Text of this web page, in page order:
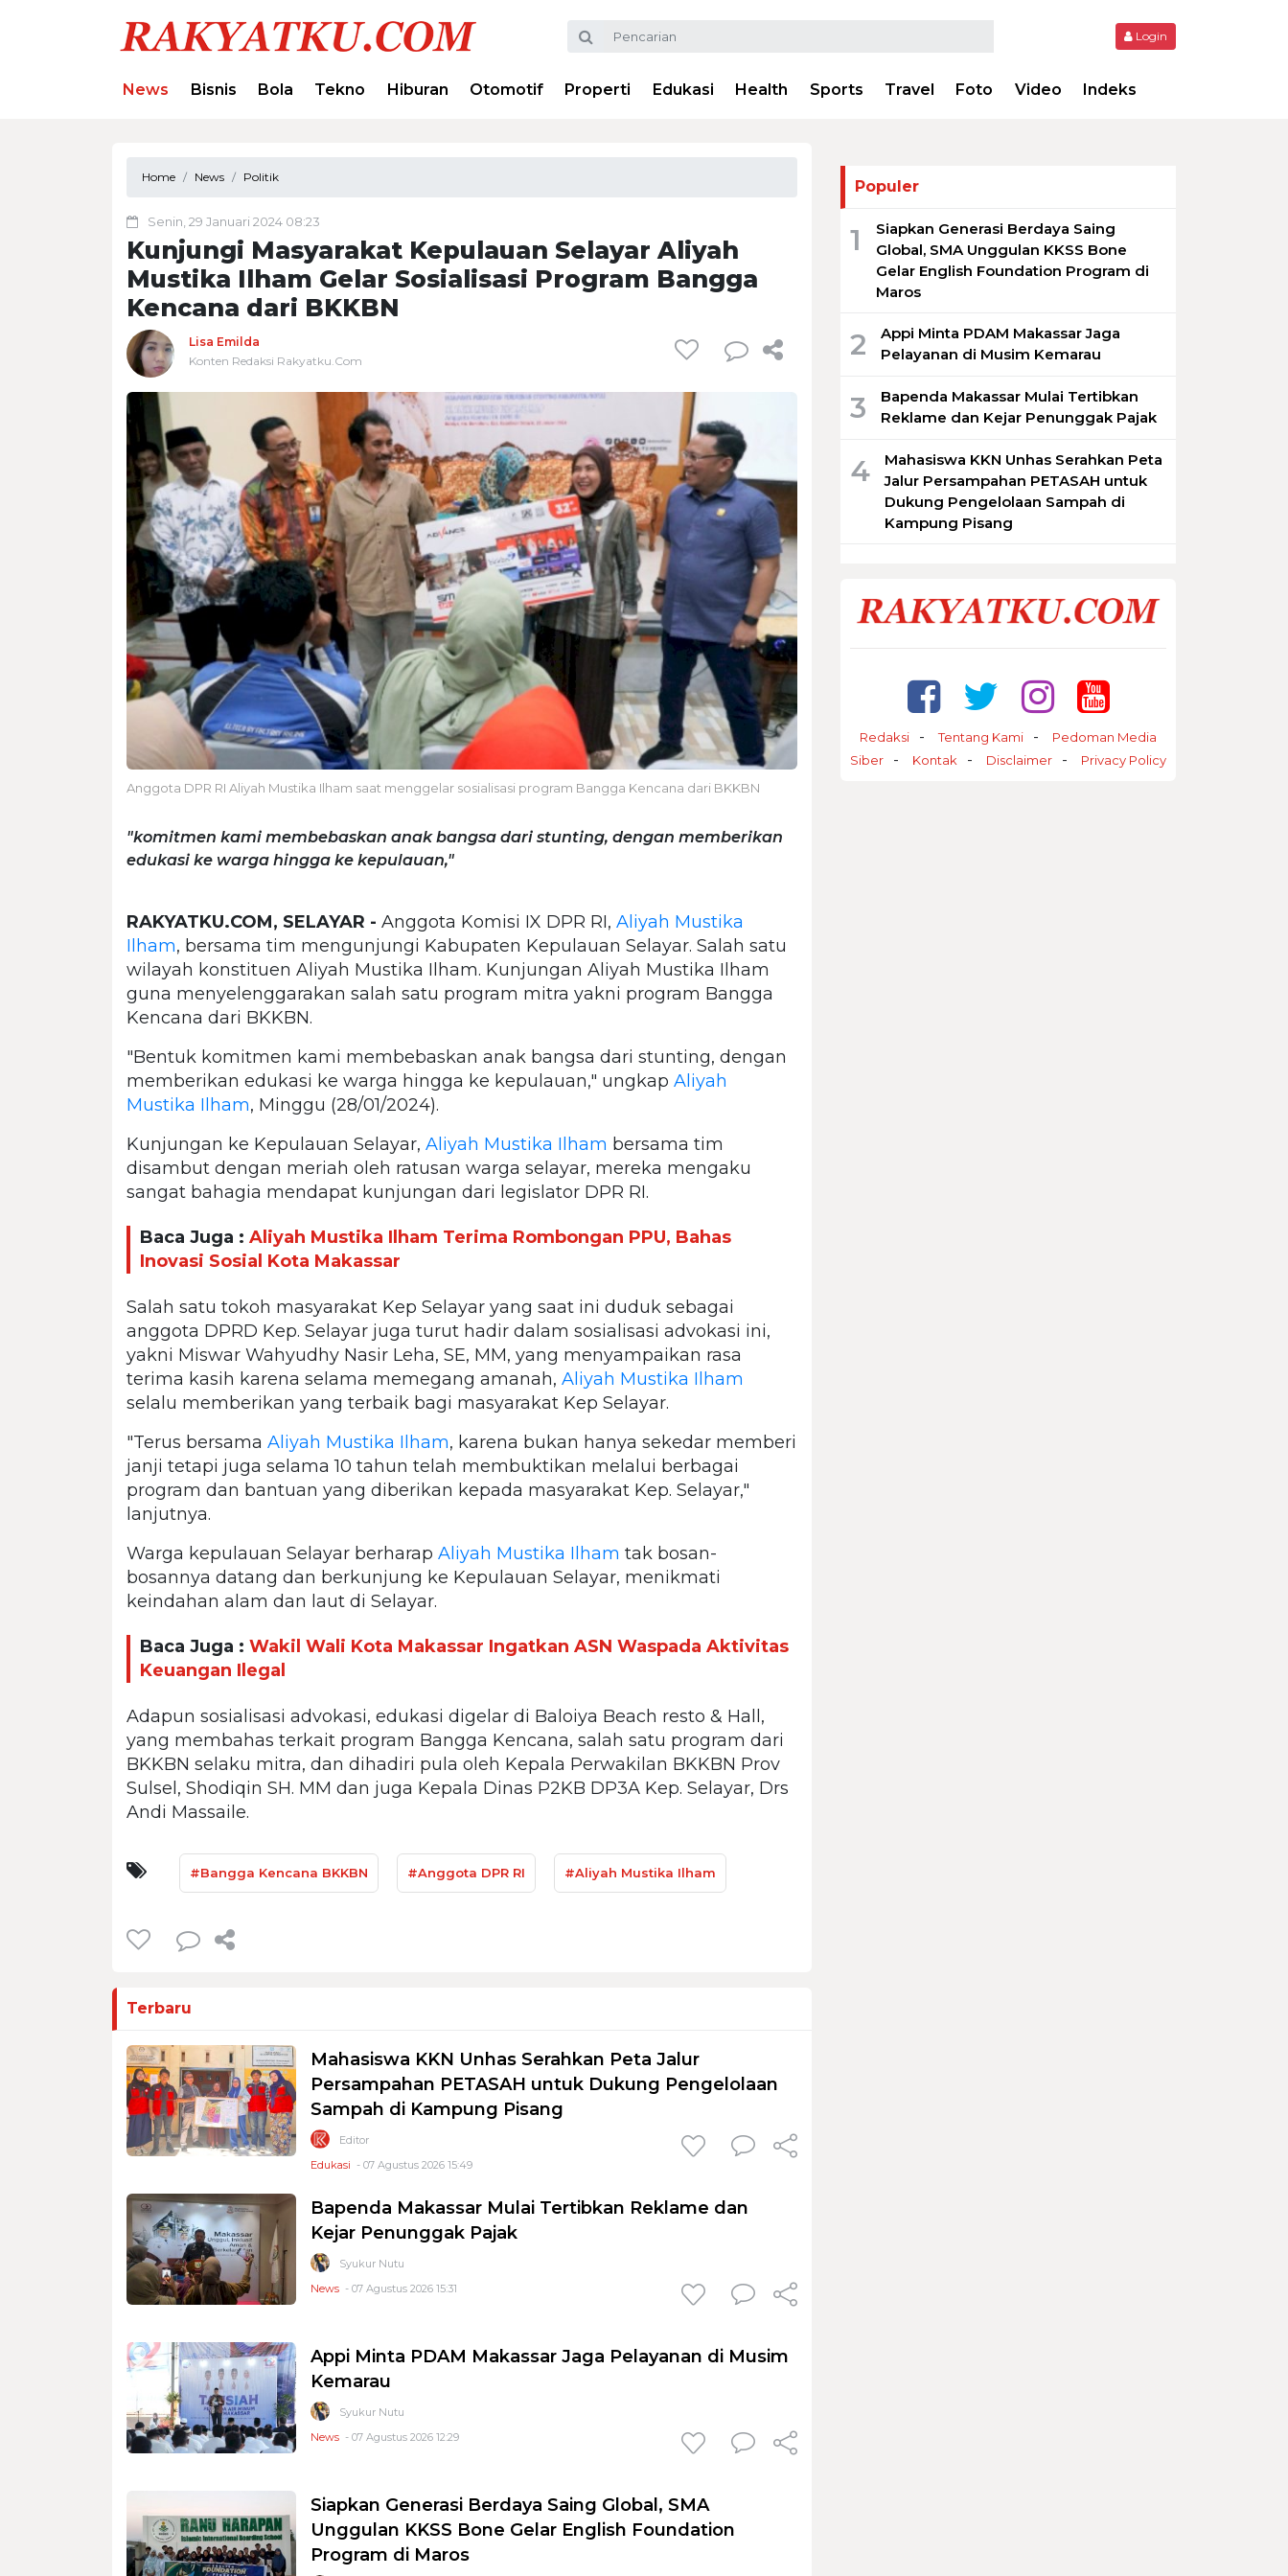
Login
News Bisnis Bola Tekno Hiburan Otomotif Properti Edukasi Health Sports Travel Foto Video Indeks
Home News Politik
Senin, 29 Januari 2024 08:23
Kunjungi Masyarakat Kepulauan Selayar Aliyah
Mustika Ilham Gelar Sosialisasi Program Bangga
Kencana dari BKKBN
Lisa Emilda
Konten Redaksi Rakyatku.Com
Anggota DPR RI Aliyah Mustika Ilham saat menggelar sosialisasi program Bangga Kencana dari BKKBN
"komitmen kami membebaskan anak bangsa dari stunting, dengan memberikan
edukasi ke warga hingga ke kepulauan,"
RAKYATKU.COM, SELAYAR - Anggota Komisi IX DPR RI, Aliyah Mustika
Ilham, bersama tim mengunjungi Kabupaten Kepulauan Selayar. Salah satu
wilayah konstituen Aliyah Mustika Ilham. Kunjungan Aliyah Mustika Ilham
guna menyelenggarakan salah satu program mitra yakni program Bangga
Kencana dari BKKBN.
"Bentuk komitmen kami membebaskan anak bangsa dari stunting, dengan
memberikan edukasi ke warga hingga ke kepulauan," ungkap Aliyah
Mustika Ilham, Minggu (28/01/2024).
Kunjungan ke Kepulauan Selayar, Aliyah Mustika Ilham bersama tim
disambut dengan meriah oleh ratusan warga selayar, mereka mengaku
sangat bahagia mendapat kunjungan dari legislator DPR RI.
Baca Juga : Aliyah Mustika Ilham Terima Rombongan PPU, Bahas
Inovasi Sosial Kota Makassar
Salah satu tokoh masyarakat Kep Selayar yang saat ini duduk sebagai
anggota DPRD Kep. Selayar juga turut hadir dalam sosialisasi advokasi ini,
yakni Miswar Wahyudhy Nasir Leha, SE, MM, yang menyampaikan rasa
terima kasih karena selama memegang amanah, Aliyah Mustika Ilham
selalu memberikan yang terbaik bagi masyarakat Kep Selayar.
"Terus bersama Aliyah Mustika Ilham, karena bukan hanya sekedar memberi
janji tetapi juga selama 10 tahun telah membuktikan melalui berbagai
program dan bantuan yang diberikan kepada masyarakat Kep. Selayar,"
lanjutnya.
Warga kepulauan Selayar berharap Aliyah Mustika Ilham tak bosan-
bosannya datang dan berkunjung ke Kepulauan Selayar, menikmati
keindahan alam dan laut di Selayar.
Baca Juga : Wakil Wali Kota Makassar Ingatkan ASN Waspada Aktivitas
Keuangan Ilegal
Adapun sosialisasi advokasi, edukasi digelar di Baloiya Beach resto & Hall,
yang membahas terkait program Bangga Kencana, salah satu program dari
BKKBN selaku mitra, dan dihadiri pula oleh Kepala Perwakilan BKKBN Prov
Sulsel, Shodiqin SH. MM dan juga Kepala Dinas P2KB DP3A Kep. Selayar, Drs
Andi Massaile.
#Bangga Kencana BKKBN #Anggota DPR RI #Aliyah Mustika Ilham
Terbaru
Mahasiswa KKN Unhas Serahkan Peta Jalur
Persampahan PETASAH untuk Dukung Pengelolaan
Sampah di Kampung Pisang
Editor
Edukasi - 07 Agustus 2026 15:49
Bapenda Makassar Mulai Tertibkan Reklame dan
Kejar Penunggak Pajak
Syukur Nutu
News - 07 Agustus 2026 15:31
Appi Minta PDAM Makassar Jaga Pelayanan di Musim
Kemarau
Syukur Nutu
News - 07 Agustus 2026 12:29
Siapkan Generasi Berdaya Saing Global, SMA
Unggulan KKSS Bone Gelar English Foundation
Program di Maros
Populer
1
Siapkan Generasi Berdaya Saing
Global, SMA Unggulan KKSS Bone
Gelar English Foundation Program di
Maros
2
Appi Minta PDAM Makassar Jaga
Pelayanan di Musim Kemarau
3
Bapenda Makassar Mulai Tertibkan
Reklame dan Kejar Penunggak Pajak
4
Mahasiswa KKN Unhas Serahkan Peta
Jalur Persampahan PETASAH untuk
Dukung Pengelolaan Sampah di
Kampung Pisang
Redaksi Tentang Kami
Pedoman Media
Siber
Kontak Disclaimer Privacy Policy